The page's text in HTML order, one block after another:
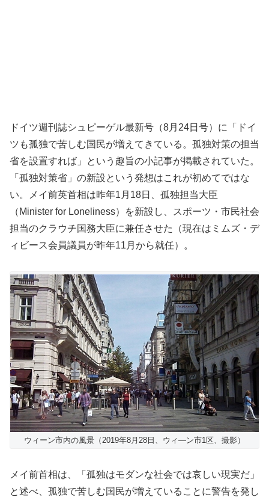
ドイツ週刊誌シュピーゲル最新号（8月24日号）に「ドイ
ツも孤独で苦しむ国民が増えてきている。孤独対策の担当
省を設置すれば」という趣旨の小記事が掲載されていた。
「孤独対策省」の新設という発想はこれが初めてではな
い。メイ前英首相は昨年1月18日、孤独担当大臣
（Minister for Loneliness）を新設し、スポーツ・市民社会
担当のクラウチ国務大臣に兼任させた（現在はミムズ・デ
ィビース会員議員が昨年11月から就任）。
ウィーン市内の風景（2019年8月28日、ウィ―ン市1区、撮影）
メイ前首相は、「孤独はモダンな社会では哀しい現実だ」
と述べ、孤独で苦しむ国民が増えていることに警告を発し